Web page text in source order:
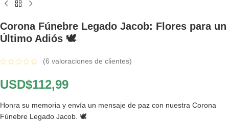
Corona Fúnebre Legado Jacob: Flores para un
Último Adiós 🕊️
(6 valoraciones de clientes)
USD$112,99
Honra su memoria y envía un mensaje de paz con nuestra Corona
Fúnebre Legado Jacob. 🕊️